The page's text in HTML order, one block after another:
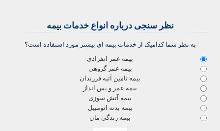
نظر سنجی درباره انواع خدمات بیمه
به نظر شما کدامیک از خدمات بیمه ای بیشتر مورد استفاده است؟
بیمه عمر انفرادی
بیمه عمر گروهی
بیمه تامین آتیه فرزندان
بیمه عمر و پس انداز
بیمه آتش سوزی
بیمه بدنه اتومبیل
بیمه زندگی مان